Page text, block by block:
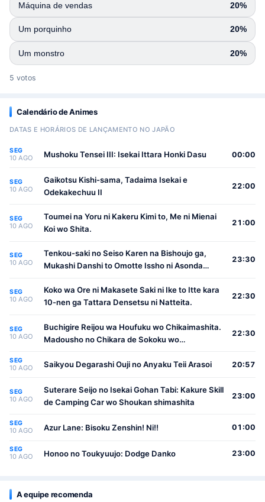
Máquina de vendas 20%
Um porquinho 20%
Um monstro 20%
5 votos
Calendário de Animes
DATAS E HORÁRIOS DE LANÇAMENTO NO JAPÃO
SEG
10 AGO Mushoku Tensei III: Isekai Ittara Honki Dasu 00:00
SEG
10 AGO
Gaikotsu Kishi-sama, Tadaima Isekai e
Odekakechuu II
22:00
SEG
10 AGO
Toumei na Yoru ni Kakeru Kimi to, Me ni Mienai
Koi wo Shita.
21:00
SEG
10 AGO
Tenkou-saki no Seiso Karen na Bishoujo ga,
Mukashi Danshi to Omotte Issho ni Asonda
23:30
SEG
10 AGO
Koko wa Ore ni Makasete Saki ni Ike to Itte kara
10-nen ga Tattara Densetsu ni Natteita.
22:30
SEG
10 AGO
Buchigire Reijou wa Houfuku wo Chikaimashita.
Madousho no Chikara de Sokoku wo
22:30
SEG
10 AGO Saikyou Degarashi Ouji no Anyaku Teii Arasoi 20:57
SEG
10 AGO
Suterare Seijo no Isekai Gohan Tabi: Kakure Skill
de Camping Car wo Shoukan shimashita
23:00
SEG
10 AGO Azur Lane: Bisoku Zenshin! Ni!! 01:00
SEG
10 AGO Honoo no Toukyuujo: Dodge Danko 23:00
A equipe recomenda